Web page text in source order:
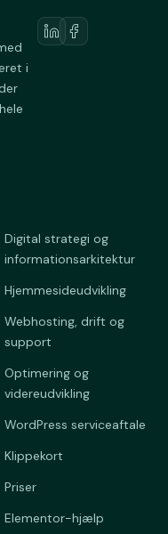
i
Digital strategi og
informationsarkitektur
Hjemmesideudvikling
Webhosting, drift og
support
Optimering og
videreudvikling
WordPress serviceaftale
Klippekort
Priser
Elementor-hjælp